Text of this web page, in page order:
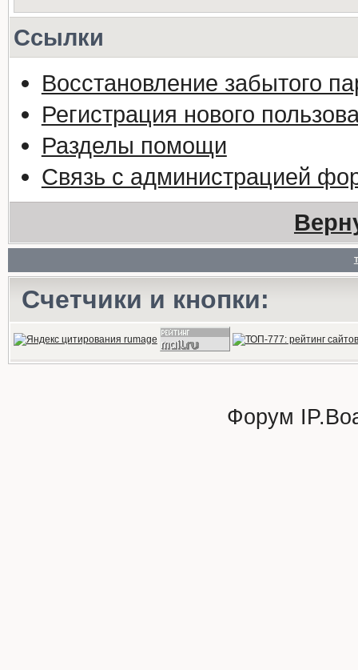
Ссылки
Восстановление забытого
Регистрация нового
Разделы помощи
Связь с администрацией
Счетчики и кнопки:
Форум